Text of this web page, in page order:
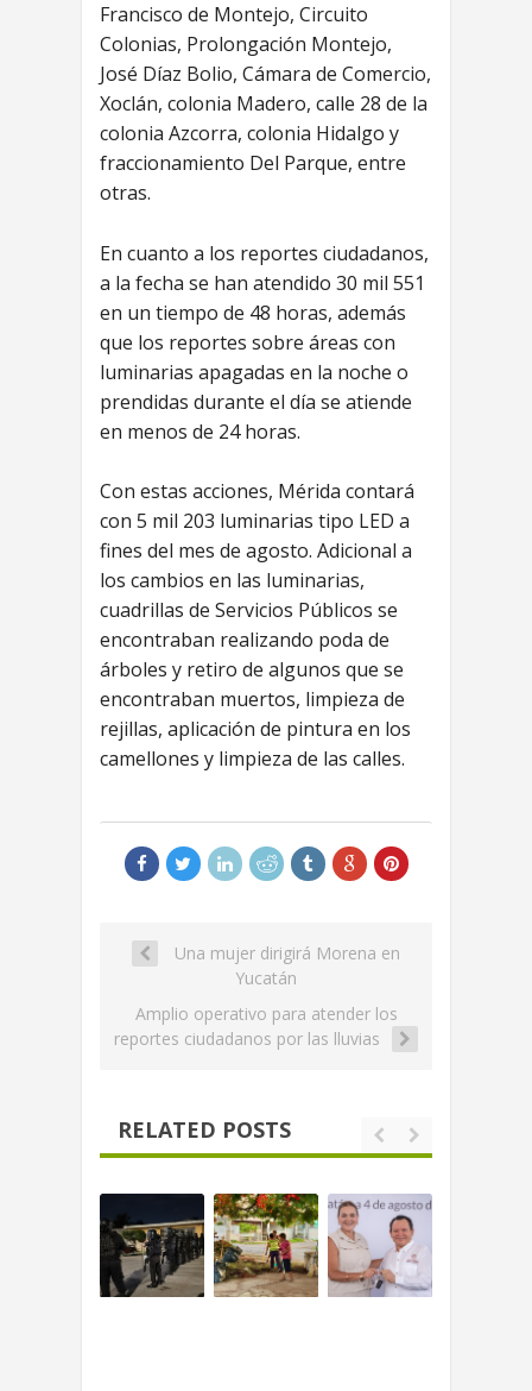
Francisco de Montejo, Circuito
Colonias, Prolongación Montejo,
José Díaz Bolio, Cámara de Comercio,
Xoclán, colonia Madero, calle 28 de la
colonia Azcorra, colonia Hidalgo y
fraccionamiento Del Parque, entre
otras.
En cuanto a los reportes ciudadanos,
a la fecha se han atendido 30 mil 551
en un tiempo de 48 horas, además
que los reportes sobre áreas con
luminarias apagadas en la noche o
prendidas durante el día se atiende
en menos de 24 horas.
Con estas acciones, Mérida contará
con 5 mil 203 luminarias tipo LED a
fines del mes de agosto. Adicional a
los cambios en las luminarias,
cuadrillas de Servicios Públicos se
encontraban realizando poda de
árboles y retiro de algunos que se
encontraban muertos, limpieza de
rejillas, aplicación de pintura en los
camellones y limpieza de las calles.
Una mujer dirigirá Morena en
Yucatán
Amplio operativo para atender los
reportes ciudadanos por las lluvias
RELATED POSTS